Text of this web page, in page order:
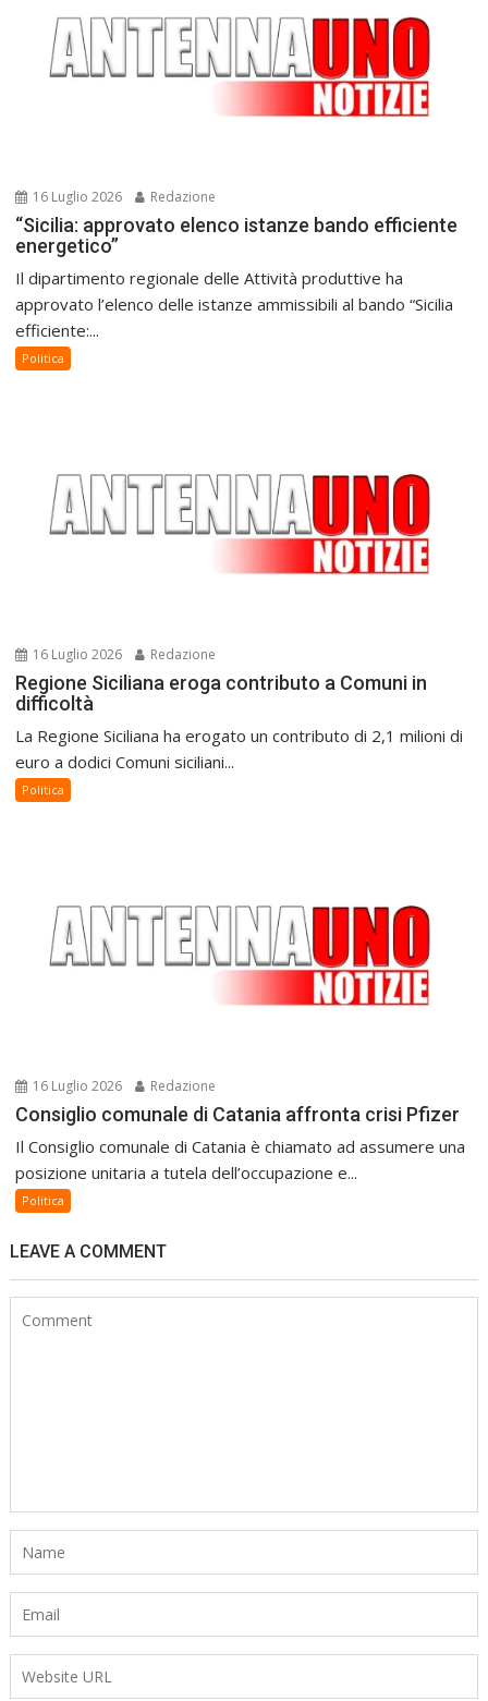
16 Luglio 2026 Redazione
“Sicilia: approvato elenco istanze bando efficiente
energetico”
Il dipartimento regionale delle Attività produttive ha
approvato l’elenco delle istanze ammissibili al bando “Sicilia
efficiente:...
Politica
16 Luglio 2026 Redazione
Regione Siciliana eroga contributo a Comuni in
difficoltà
La Regione Siciliana ha erogato un contributo di 2,1 milioni di
euro a dodici Comuni siciliani...
Politica
16 Luglio 2026 Redazione
Consiglio comunale di Catania affronta crisi Pfizer
Il Consiglio comunale di Catania è chiamato ad assumere una
posizione unitaria a tutela dell’occupazione e...
Politica
LEAVE A COMMENT